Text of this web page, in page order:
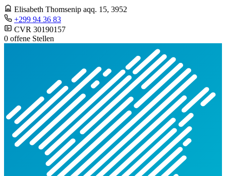
Elisabeth Thomsenip aqq. 15, 3952
+299 94 36 83
CVR 30190157
0 offene Stellen